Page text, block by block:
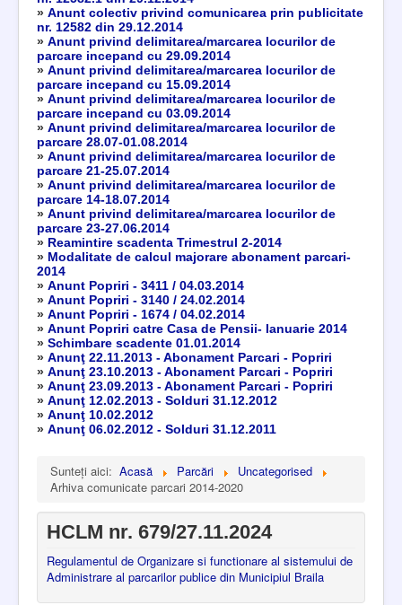
» Anunt colectiv privind comunicarea prin publicitate
nr. 12582 din 29.12.2014
» Anunt privind delimitarea/marcarea locurilor de
parcare incepand cu 29.09.2014
» Anunt privind delimitarea/marcarea locurilor de
parcare incepand cu 15.09.2014
» Anunt privind delimitarea/marcarea locurilor de
parcare incepand cu 03.09.2014
» Anunt privind delimitarea/marcarea locurilor de
parcare 28.07-01.08.2014
» Anunt privind delimitarea/marcarea locurilor de
parcare 21-25.07.2014
» Anunt privind delimitarea/marcarea locurilor de
parcare 14-18.07.2014
» Anunt privind delimitarea/marcarea locurilor de
parcare 23-27.06.2014
» Reamintire scadenta Trimestrul 2-2014
» Modalitate de calcul majorare abonament parcari-
2014
» Anunt Popriri - 3411 / 04.03.2014
» Anunt Popriri - 3140 / 24.02.2014
» Anunt Popriri - 1674 / 04.02.2014
» Anunt Popriri catre Casa de Pensii- Ianuarie 2014
» Schimbare scadente 01.01.2014
» Anunţ 22.11.2013 - Abonament Parcari - Popriri
» Anunţ 23.10.2013 - Abonament Parcari - Popriri
» Anunţ 23.09.2013 - Abonament Parcari - Popriri
» Anunţ 12.02.2013 - Solduri 31.12.2012
» Anunţ 10.02.2012
» Anunţ 06.02.2012 - Solduri 31.12.2011
Sunteți aici: Acasă Parcări
Uncategorised
Arhiva comunicate parcari 2014-2020
HCLM nr. 679/27.11.2024
Regulamentul de Organizare si functionare al sistemului de
Administrare al parcarilor publice din Municipiul Braila